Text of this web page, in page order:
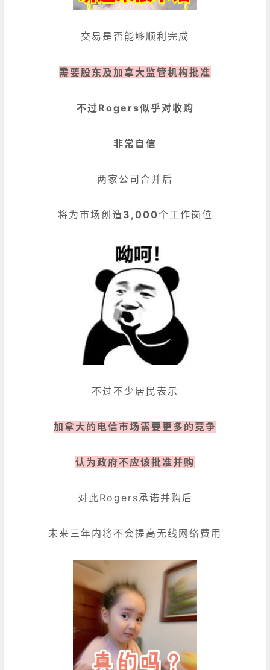
交易是否能够顺利完成
需要股东及加拿大监管机构批准
不过Rogers似乎对收购
非常自信
两家公司合并后
将为市场创造3,000个工作岗位
不过不少居民表示
加拿大的电信市场需要更多的竞争
认为政府不应该批准并购
对此Rogers承诺并购后
未来三年内将不会提高无线网络费用